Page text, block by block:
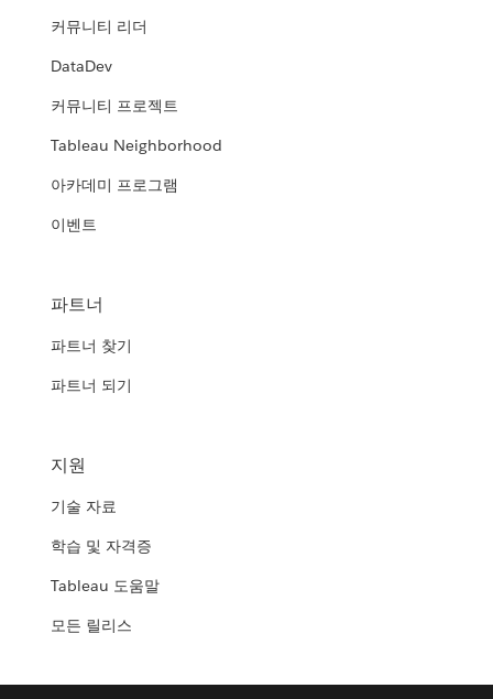
커뮤니티 리더
DataDev
커뮤니티 프로젝트
Tableau Neighborhood
아카데미 프로그램
이벤트
파트너
파트너 찾기
파트너 되기
지원
기술 자료
학습 및 자격증
Tableau 도움말
모든 릴리스